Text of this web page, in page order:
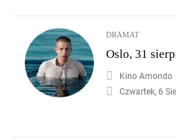
DRAMAT
Oslo, 31
Kino Amondo
Czwartek, 6